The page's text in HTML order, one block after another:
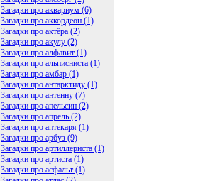
Загадки про аквариум (6)
Загадки про аккордеон (1)
Загадки про актёра (2)
Загадки про акулу (2)
Загадки про алфавит (1)
Загадки про альписниста (1)
Загадки про амбар (1)
Загадки про антарктиду (1)
Загадки про антенну (7)
Загадки про апельсин (2)
Загадки про апрель (2)
Загадки про аптекаря (1)
Загадки про арбуз (9)
Загадки про артиллериста (1)
Загадки про артиста (1)
Загадки про асфальт (1)